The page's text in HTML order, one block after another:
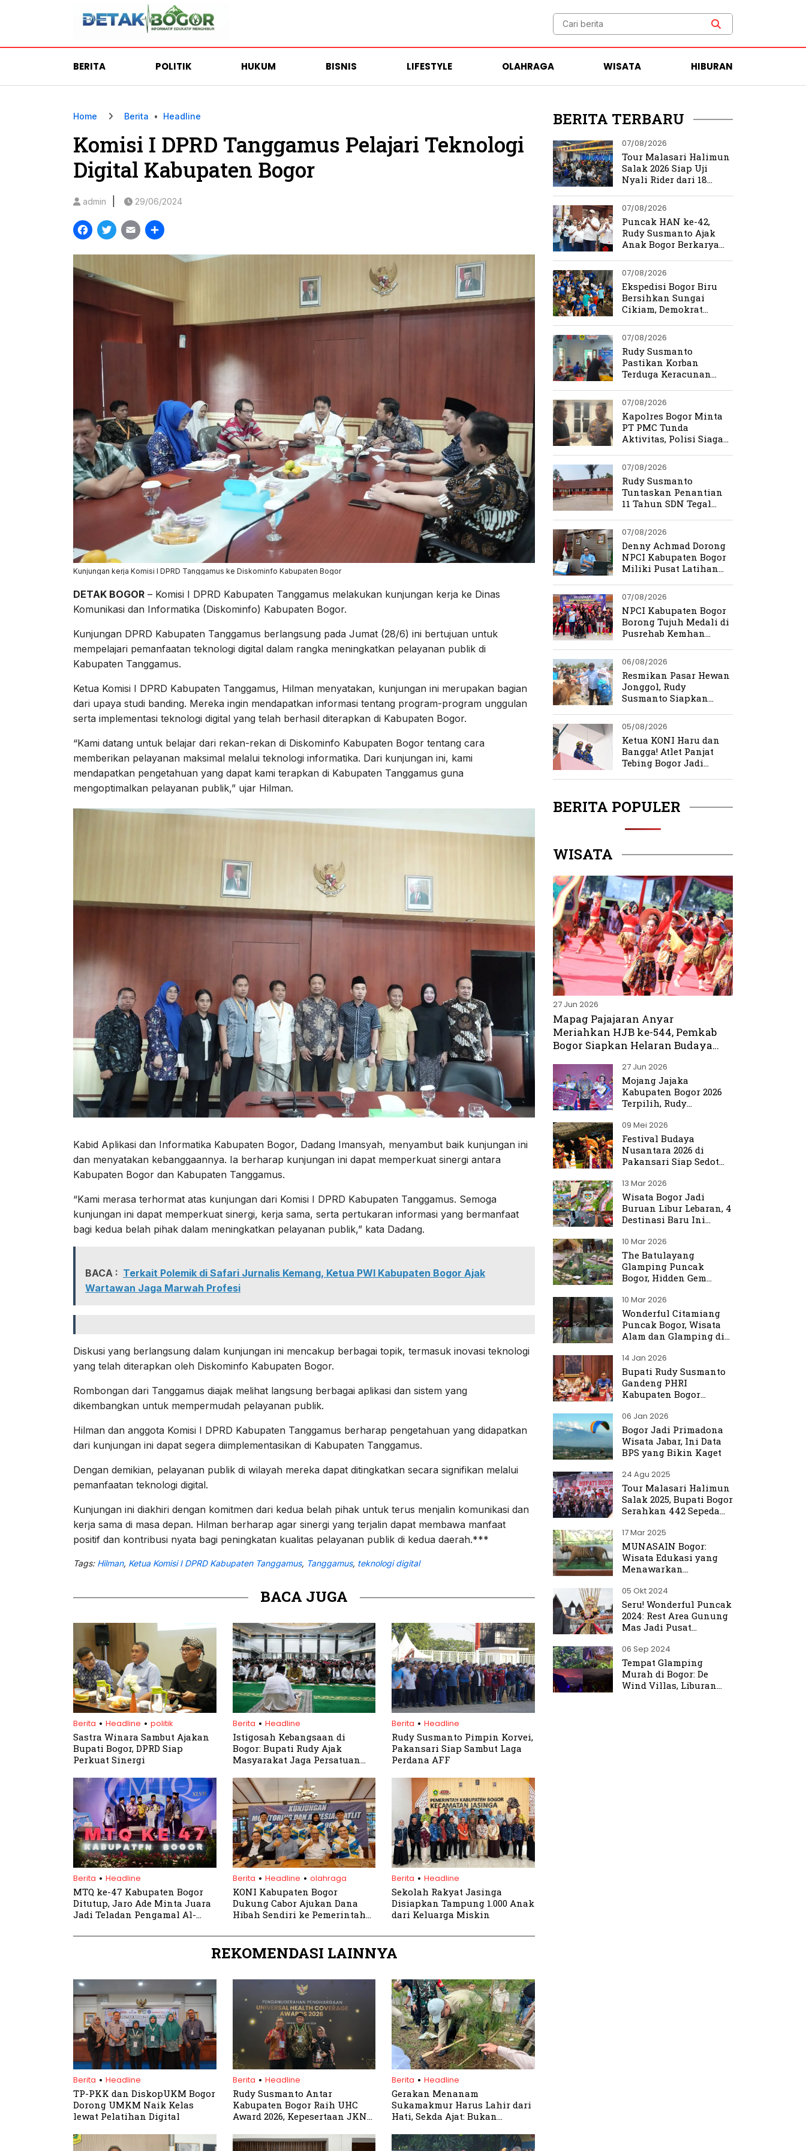
BERITA POLITIK HUKUM BISNIS LIFESTYLE OLAHRAGA WISATA HIBURAN
Home Berita • Headline
Komisi I DPRD Tanggamus Pelajari Teknologi
Digital Kabupaten Bogor
admin 29/06/2024
Facebook
Twitter
Email
Kunjungan kerja Komisi I DPRD Tanggamus ke Diskominfo Kabupaten Bogor
DETAK BOGOR – Komisi I DPRD Kabupaten Tanggamus melakukan kunjungan kerja ke Dinas
Komunikasi dan Informatika (Diskominfo) Kabupaten Bogor.
Kunjungan DPRD Kabupaten Tanggamus berlangsung pada Jumat (28/6) ini bertujuan untuk
mempelajari pemanfaatan teknologi digital dalam rangka meningkatkan pelayanan publik di
Kabupaten Tanggamus.
Ketua Komisi I DPRD Kabupaten Tanggamus, Hilman menyatakan, kunjungan ini merupakan bagian
dari upaya studi banding. Mereka ingin mendapatkan informasi tentang program-program unggulan
serta implementasi teknologi digital yang telah berhasil diterapkan di Kabupaten Bogor.
“Kami datang untuk belajar dari rekan-rekan di Diskominfo Kabupaten Bogor tentang cara
memberikan pelayanan maksimal melalui teknologi informatika. Dari kunjungan ini, kami
mendapatkan pengetahuan yang dapat kami terapkan di Kabupaten Tanggamus guna
mengoptimalkan pelayanan publik,” ujar Hilman.
Kabid Aplikasi dan Informatika Kabupaten Bogor, Dadang Imansyah, menyambut baik kunjungan ini
dan menyatakan kebanggaannya. Ia berharap kunjungan ini dapat memperkuat sinergi antara
Kabupaten Bogor dan Kabupaten Tanggamus.
“Kami merasa terhormat atas kunjungan dari Komisi I DPRD Kabupaten Tanggamus. Semoga
kunjungan ini dapat memperkuat sinergi, kerja sama, serta pertukaran informasi yang bermanfaat
bagi kedua belah pihak dalam meningkatkan pelayanan publik,” kata Dadang.
BACA : Terkait Polemik di Safari Jurnalis Kemang, Ketua PWI Kabupaten Bogor Ajak
Wartawan Jaga Marwah Profesi
Diskusi yang berlangsung dalam kunjungan ini mencakup berbagai topik, termasuk inovasi teknologi
yang telah diterapkan oleh Diskominfo Kabupaten Bogor.
Rombongan dari Tanggamus diajak melihat langsung berbagai aplikasi dan sistem yang
dikembangkan untuk mempermudah pelayanan publik.
Hilman dan anggota Komisi I DPRD Kabupaten Tanggamus berharap pengetahuan yang didapatkan
dari kunjungan ini dapat segera diimplementasikan di Kabupaten Tanggamus.
Dengan demikian, pelayanan publik di wilayah mereka dapat ditingkatkan secara signifikan melalui
pemanfaatan teknologi digital.
Kunjungan ini diakhiri dengan komitmen dari kedua belah pihak untuk terus menjalin komunikasi dan
kerja sama di masa depan. Hilman berharap agar sinergi yang terjalin dapat membawa manfaat
positif dan kontribusi nyata bagi peningkatan kualitas pelayanan publik di kedua daerah.***
Tags: Hilman, Ketua Komisi I DPRD Kabupaten Tanggamus, Tanggamus, teknologi digital
BACA JUGA
Berita . Headline . politik
Sastra Winara Sambut Ajakan
Bupati Bogor, DPRD Siap
Perkuat Sinergi
Berita . Headline
Istigosah Kebangsaan di
Bogor: Bupati Rudy Ajak
Masyarakat Jaga Persatuan
Berita . Headline
Rudy Susmanto Pimpin Korvei,
Pakansari Siap Sambut Laga
Perdana AFF
Berita . Headline
MTQ ke-47 Kabupaten Bogor
Ditutup, Jaro Ade Minta Juara
Jadi Teladan Pengamal Al-
Berita . Headline . olahraga
KONI Kabupaten Bogor
Dukung Cabor Ajukan Dana
Hibah Sendiri ke Pemerintah
Berita . Headline
Sekolah Rakyat Jasinga
Disiapkan Tampung 1.000 Anak
dari Keluarga Miskin
REKOMENDASI LAINNYA
Berita . Headline
TP-PKK dan DiskopUKM Bogor
Dorong UMKM Naik Kelas
lewat Pelatihan Digital
Berita . Headline
Rudy Susmanto Antar
Kabupaten Bogor Raih UHC
Award 2026, Kepesertaan JKN
Berita . Headline
Gerakan Menanam
Sukamakmur Harus Lahir dari
Hati, Sekda Ajat: Bukan
BERITA TERBARU
07/08/2026
Tour Malasari Halimun
Salak 2026 Siap Uji
Nyali Rider dari 18
Ekstrem Bogor
07/08/2026
Puncak HAN ke-42,
Rudy Susmanto Ajak
Anak Bogor Berkarya
07/08/2026
Ekspedisi Bogor Biru
Bersihkan Sungai
Cikiam, Demokrat
Warga Jasinga
07/08/2026
Rudy Susmanto
Pastikan Korban
Terduga Keracunan
Maksimal
07/08/2026
Kapolres Bogor Minta
PT PMC Tunda
Aktivitas, Polisi Siaga
Tamansari
07/08/2026
Rudy Susmanto
Tuntaskan Penantian
11 Tahun SDN Tegal
07/08/2026
Denny Achmad Dorong
NPCI Kabupaten Bogor
Miliki Pusat Latihan
07/08/2026
NPCI Kabupaten Bogor
Borong Tujuh Medali di
Pusrehab Kemhan
2026
06/08/2026
Resmikan Pasar Hewan
Jonggol, Rudy
Susmanto Siapkan
Ekonomi Baru
05/08/2026
Ketua KONI Haru dan
Bangga! Atlet Panjat
Tebing Bogor Jadi
BERITA POPULER
WISATA
27 Jun 2026
Mapag Pajajaran Anyar
Meriahkan HJB ke-544, Pemkab
Bogor Siapkan Helaran Budaya
27 Jun 2026
Mojang Jajaka
Kabupaten Bogor 2026
Terpilih, Rudy
Promosikan Bogor ke
Dunia
09 Mei 2026
Festival Budaya
Nusantara 2026 di
Pakansari Siap Sedot
13 Mar 2026
Wisata Bogor Jadi
Buruan Libur Lebaran, 4
Destinasi Baru Ini
10 Mar 2026
The Batulayang
Glamping Puncak
Bogor, Hidden Gem
yang Menenangkan
10 Mar 2026
Wonderful Citamiang
Puncak Bogor, Wisata
Alam dan Glamping di
14 Jan 2026
Bupati Rudy Susmanto
Gandeng PHRI
Kabupaten Bogor
Sektor Pariwisata
06 Jan 2026
Bogor Jadi Primadona
Wisata Jabar, Ini Data
BPS yang Bikin Kaget
24 Agu 2025
Tour Malasari Halimun
Salak 2025, Bupati Bogor
Serahkan 442 Sepeda
17 Mar 2025
MUNASAIN Bogor:
Wisata Edukasi yang
Menawarkan
dari Kebun Raya Bogor
05 Okt 2024
Seru! Wonderful Puncak
2024: Rest Area Gunung
Mas Jadi Pusat
06 Sep 2024
Tempat Glamping
Murah di Bogor: De
Wind Villas, Liburan